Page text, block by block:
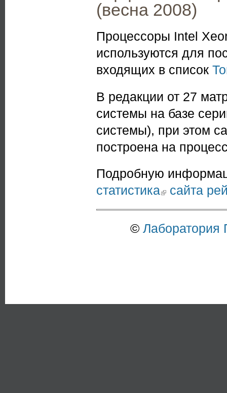
(весна 2008)
Процессоры Intel
используются для
входящих в список
В редакции от 27
системы на базе
системы), при этом
построена на
Подробную
статистика (link is external)
сайта
© Лаборатория